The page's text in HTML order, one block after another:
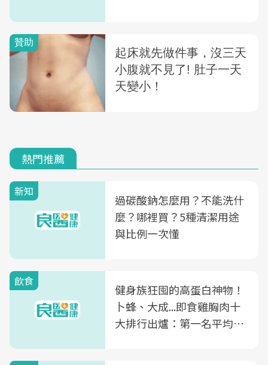
熱門推薦
新知
過碳酸鈉怎麼用？不能洗什
麼？哪裡買？5種清潔用途
與比例一次懂
飲食
健身族狂囤的高蛋白神物！
卜蜂、大成...即食雞胸肉十
大排行出爐：第一名平均一